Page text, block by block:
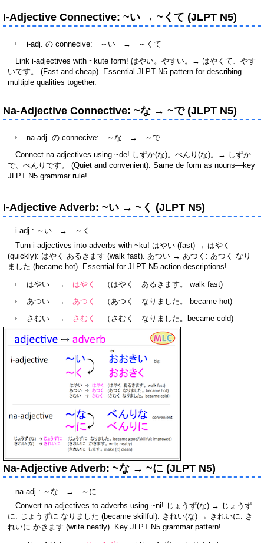
I-Adjective Connective: ~い → ~くて (JLPT N5)
i-adj. の connecive: ～い → ～ くて
Link i-adjectives with ~kute form! はやい。やすい。→ はやくて、やす
いです。 (Fast and cheap). Essential JLPT N5 pattern for describing
multiple qualities together.
Na-Adjective Connective: ~な → ~で (JLPT N5)
na-adj. の connecive: ～な → ～で
Connect na-adjectives using ~de! しずか(な)。べんり(な)。→ しずか
で、べんりです。 (Quiet and convenient). Same de form as nouns—key
JLPT N5 grammar rule!
I-Adjective Adverb: ~い → ~く (JLPT N5)
i-adj.: ～い → ～く
Turn i-adjectives into adverbs with ~ku! はやい (fast) → はやく
(quickly): はやく あるきます (walk fast). あつい → あつく: あつく なり
ました (became hot). Essential for JLPT N5 action descriptions!
はやい → はやく
（はやく あるきます。 walk fast)
あつい → あつく
（あつく なりました。 became hot)
さむい → さむく （さむく なりました。became cold)
Na-Adjective Adverb: ~な → ~に (JLPT N5)
na-adj.: ～な → ～に
Convert na-adjectives to adverbs using ~ni! じょうず(な) → じょうず
に: じょうずに なりました (became skillful). きれい(な) → きれいに: き
れいに かきます (write neatly). Key JLPT N5 grammar pattern!